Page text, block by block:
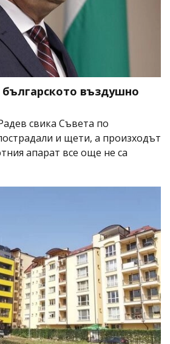
въздушно
свика Съвета по
и щети, а произходът
апарат все още не са